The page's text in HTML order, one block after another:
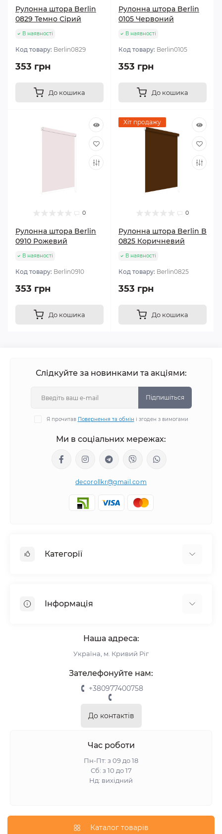
Рулонна штора Berlin
0829 Темно Сірий
В наявності
Код товару: Berlin0829
353 грн
До кошика
Рулонна штора Berlin
0105 Червоний
В наявності
Код товару: Berlin0105
353 грн
До кошика
0
Рулонна штора Berlin
0910 Рожевий
В наявності
Код товару: Berlin0910
353 грн
До кошика
Хіт продажу
0
Рулонна штора Berlin B
0825 Коричневий
В наявності
Код товару: Berlin0825
353 грн
До кошика
Слідкуйте за новинками та акціями:
Підпишіться
Я прочитав Повернення та обмін і згоден з вимогами
Ми в соціальних мережах:
decorollkr@gmail.com
Категорії
Рулонні штори
Інформація
Інформація для замовлення
Повернення та обмін
Наша адреса:
Україна, м. Кривий Ріг
Зателефонуйте нам:
+380977400758
До контактів
Час роботи
Пн-Пт: з 09 до 18
Сб: з 10 до 17
Нд: вихідний
Каталог товарів